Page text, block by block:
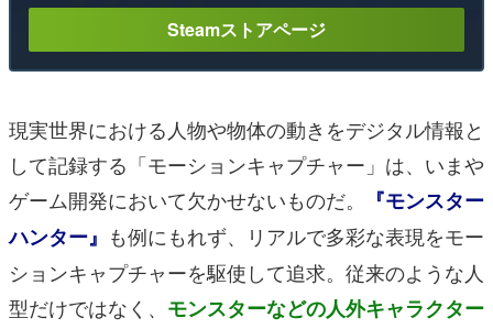
Steamストアページ
現実世界における人物や物体の動きをデジタル情報と
して記録する「モーションキャプチャー」は、いまや
ゲーム開発において欠かせないものだ。
『モンスター
ハンター』 も例にもれず、リアルで多彩な表現をモー
ションキャプチャーを駆使して追求。従来のような人
型だけではなく、 モンスターなどの人外キャラクター